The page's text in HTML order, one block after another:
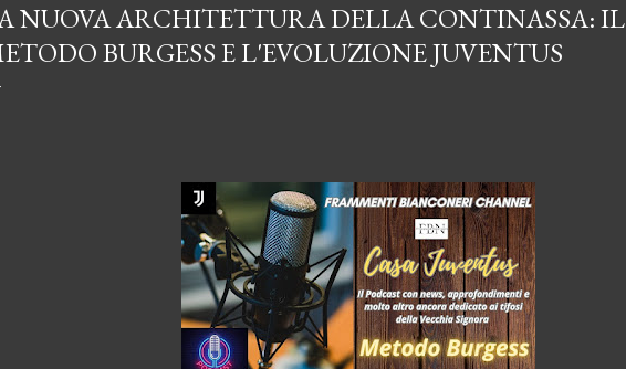
NUOVA ARCHITETTURA DELLA CONTINASSA: IL
BURGESS E L'EVOLUZIONE JUVENTUS